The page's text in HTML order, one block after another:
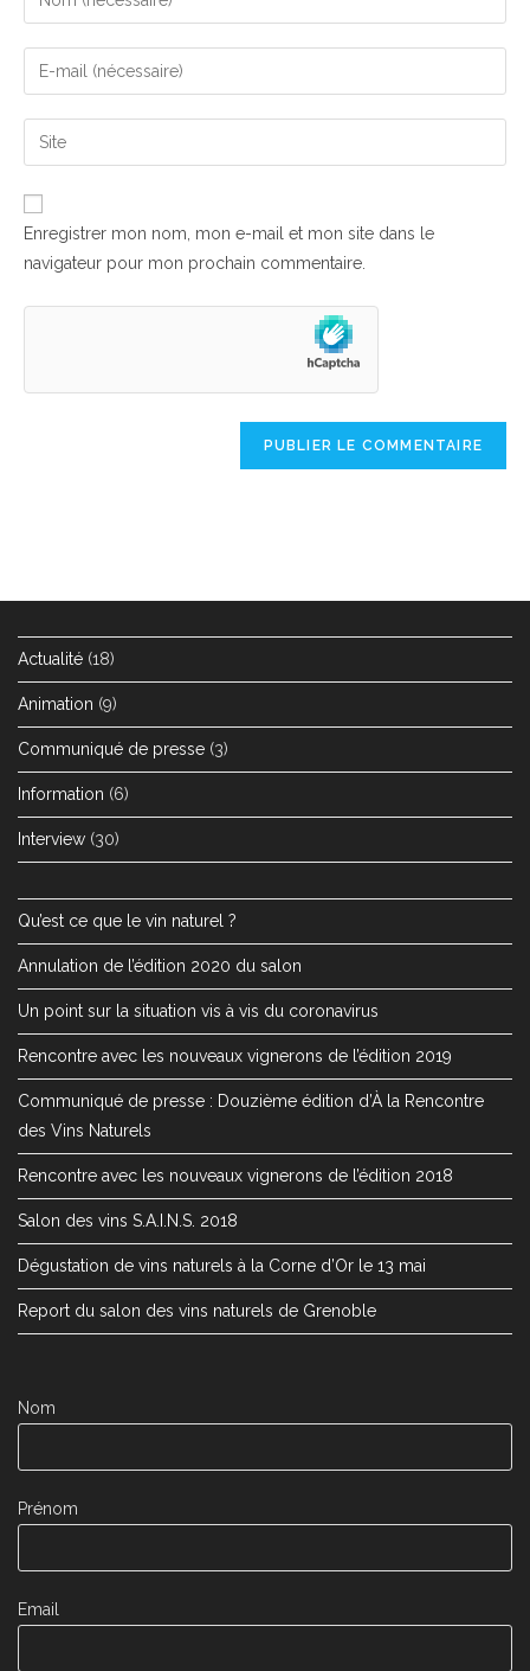
your
name
comment
Enter
your
email
address
comment
Saisir
l’URL
de
Enregistrer mon nom, mon e-mail et mon site dans le
navigateur pour mon prochain commentaire.
Actualité (18)
Animation (9)
Communiqué de presse (3)
Information (6)
Interview (30)
Qu’est ce que le vin naturel ?
Annulation de l’édition 2020 du salon
Un point sur la situation vis à vis du coronavirus
Rencontre avec les nouveaux vignerons de l’édition 2019
Communiqué de presse : Douzième édition d’À la Rencontre
des Vins Naturels
Rencontre avec les nouveaux vignerons de l’édition 2018
Salon des vins S.A.I.N.S. 2018
Dégustation de vins naturels à la Corne d’Or le 13 mai
Report du salon des vins naturels de Grenoble
Nom
Prénom
Email